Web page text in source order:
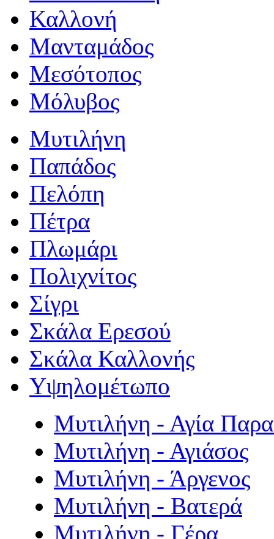
Καλλονή
Μανταμάδος
Μεσότοπος
Μόλυβος
Μυτιλήνη
Παπάδος
Πελόπη
Πέτρα
Πλωμάρι
Πολιχνίτος
Σίγρι
Σκάλα Ερεσού
Σκάλα Καλλονής
Υψηλομέτωπο
Μυτιλήνη - Αγία
Μυτιλήνη - Αγιάσος
Μυτιλήνη - Άργενος
Μυτιλήνη - Βατερά
Μυτιλήνη - Γέρα